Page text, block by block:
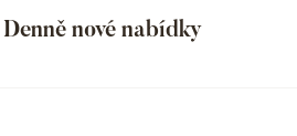
Denně nové nabídky